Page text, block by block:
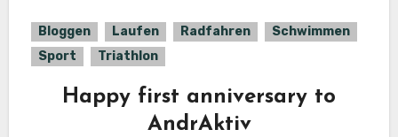
Bloggen Laufen Radfahren
Schwimmen
Sport
Triathlon
Happy first anniversary to
AndrAktiv